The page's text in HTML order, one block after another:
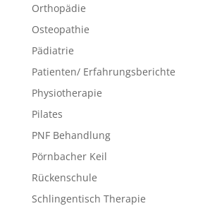
Orthopädie
Osteopathie
Pädiatrie
Patienten/ Erfahrungsberichte
Physiotherapie
Pilates
PNF Behandlung
Pörnbacher Keil
Rückenschule
Schlingentisch Therapie